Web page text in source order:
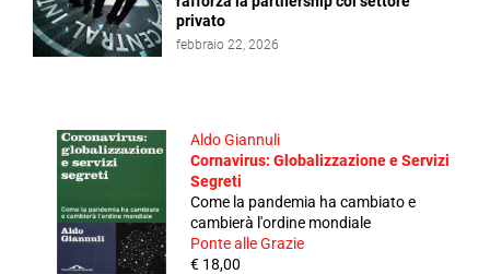
privato
febbraio 22, 2026
Aldo Giannuli
Cornavirus: Globalizzazione e Servizi
Segreti
Come la pandemia ha cambiato e
cambierà l'ordine mondiale
Ponte alle Grazie
€ 18,00